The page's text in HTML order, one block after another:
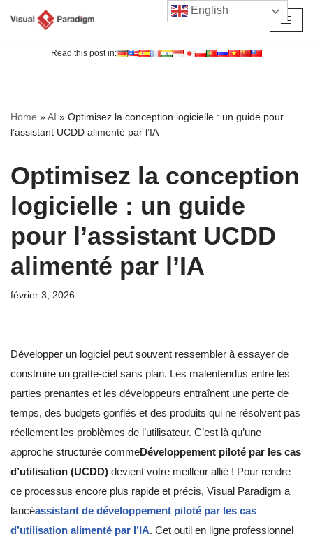
Read this post in:
Home »AI » Optimisez la conception logicielle : un guide pour
l’assistant UCDD alimenté par l’IA
Optimisez la conception
logicielle : un guide
pour l’assistant UCDD
alimenté par l’IA
février 3, 2026
Développer un logiciel peut souvent ressembler à essayer de
construire un gratte-ciel sans plan. Les malentendus entre les
parties prenantes et les développeurs entraînent une perte de
temps, des budgets gonflés et des produits qui ne résolvent pas
réellement les problèmes de l’utilisateur. C’est là qu’une
approche structurée commeDéveloppement piloté par les cas
d’utilisation (UCDD) devient votre meilleur allié ! Pour rendre
ce processus encore plus rapide et précis, Visual Paradigm a
lancéassistant de développement piloté par les cas
d’utilisation alimenté par l’IA. Cet outil en ligne professionnel
English